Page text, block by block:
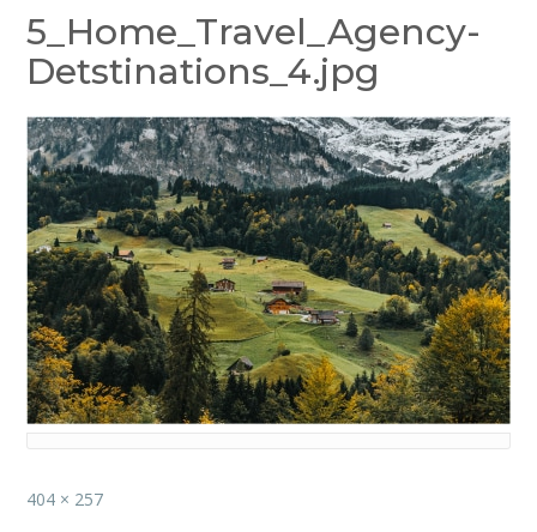
5_Home_Travel_Agency-
Detstinations_4.jpg
Full
404 × 257